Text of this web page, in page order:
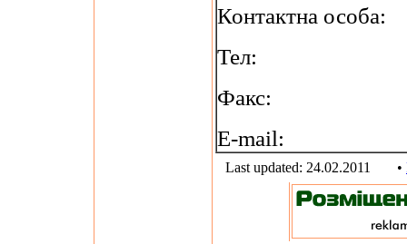
Контактна особа:
Тел:
Факс:
E-mail:
Last updated: 24.02.2011 •